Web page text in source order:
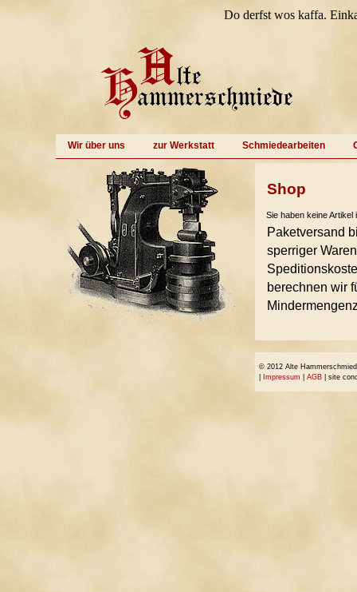
Do derfst wos kaffa.
Wir über uns zur Werkstatt Schmiedearbeiten
Shop
Sie haben keine Artikel
Paketversand
sperriger
berechnen wir
© 2012 Alte
Impressum AGB | site